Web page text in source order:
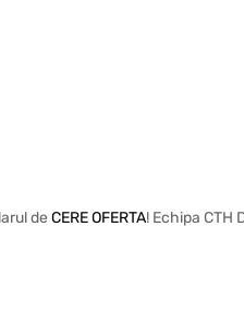
de CERE OFERTA! Echipa CTH